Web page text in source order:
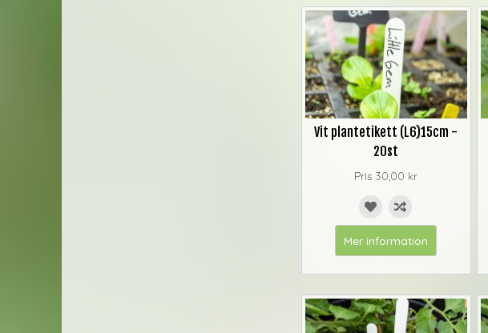
Vit plantetikett (L6)15cm -
20st
Pris 30,00 kr
Mer information